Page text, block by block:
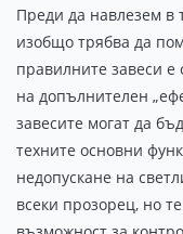
Преди да навлезем в
изобщо трябва да
правилните завеси е
на допълнителен
завесите могат да
техните основни
недопускане на
всеки прозорец, но